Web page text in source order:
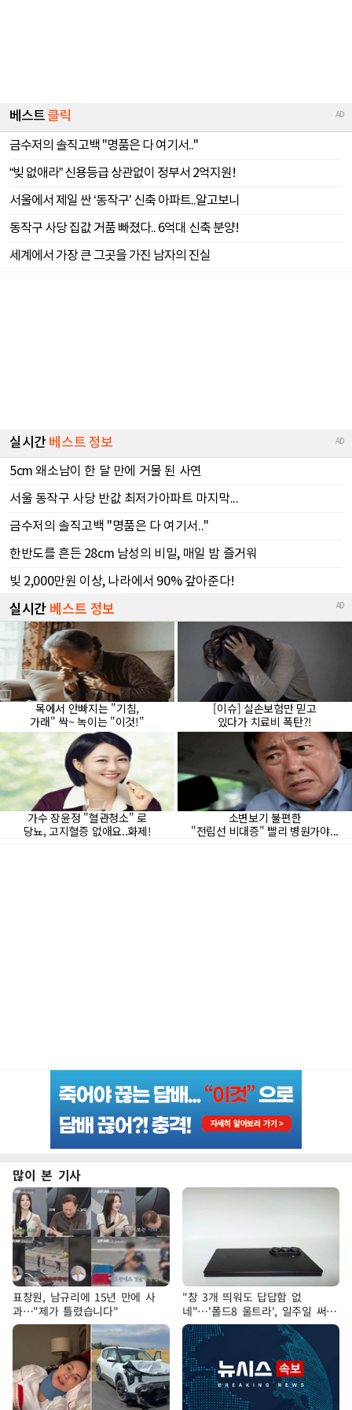
많이 본 기사
표창원, 남규리에 15년 만에 사
과…"제가 틀렸습니다"
"창 3개 띄워도 답답함 없
네"…'폴드8 울트라', 일주일 써보
니